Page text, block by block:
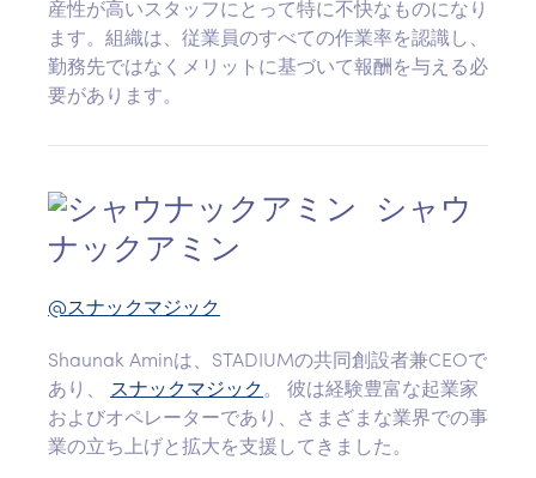
産​​性が高いスタッフにとって特に不快なものになり
ます。組織は、従業員のすべての作業率を認識し、
勤務先ではなくメリットに基づいて報酬を与える必
要があります。
シャウ
ナックアミン
@スナックマジック
Shaunak Aminは、STADIUMの共同創設者兼CEOで
あり、 スナックマジック。 彼は経験豊富な起業家
およびオペレーターであり、さまざまな業界での事
業の立ち上げと拡大を支援してきました。